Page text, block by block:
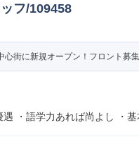
フ/109458
心街に新規オープン！フロント募集
・語学力あれば尚よし ・基